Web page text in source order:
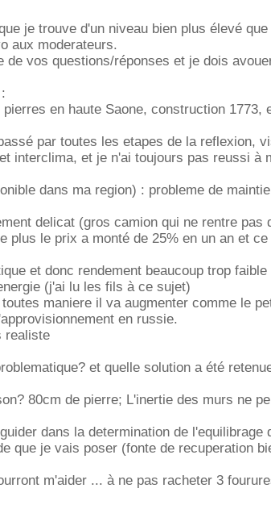
je trouve d'un niveau bien plus élevé
aux moderateurs.
de vos questions/réponses et je dois
en haute Saone, construction 1773,
par toutes les etapes de la reflexion,
interclima, et je n'ai toujours pas reussi à
dans ma region) : probleme de
delicat (gros camion qui ne rentre pas
plus le prix a monté de 25% en un an et
et donc rendement beaucoup trop faible
(j'ai lu les fils à ce sujet)
maniere il va augmenter comme le
en russie.
realiste
et quelle solution a été
80cm de pierre; L'inertie des murs ne
dans la determination de l'equilibrage
que je vais poser (fonte de recuperation
m'aider ... à ne pas racheter 3